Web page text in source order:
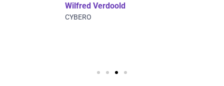
Wilfred Verdoold
CYBERO